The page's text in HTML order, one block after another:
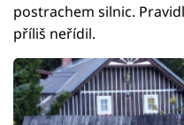
postrachem silnic.
příliš neřídil.